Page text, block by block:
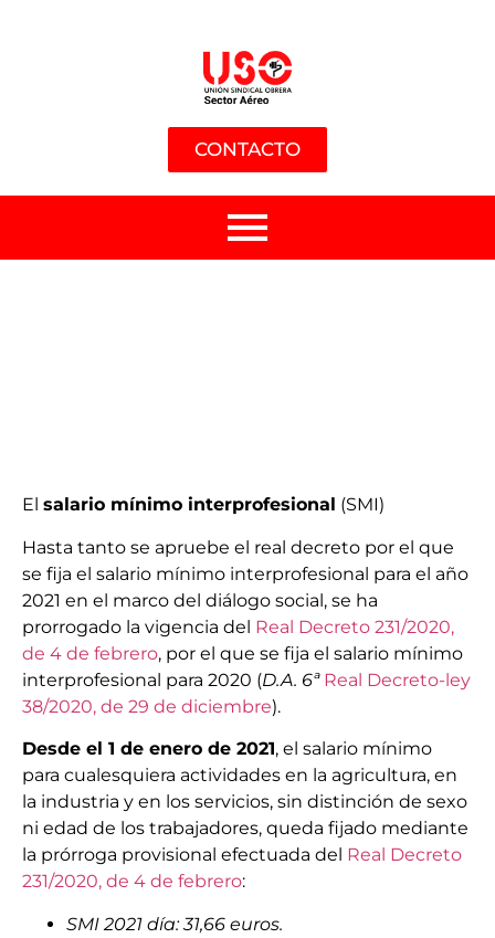
CONTACTO
El salario mínimo interprofesional (SMI)
Hasta tanto se apruebe el real decreto por el que
se fija el salario mínimo interprofesional para el año
2021 en el marco del diálogo social, se ha
prorrogado la vigencia del Real Decreto 231/2020,
de 4 de febrero, por el que se fija el salario mínimo
interprofesional para 2020 (D.A. 6ª Real Decreto-ley
38/2020, de 29 de diciembre).
Desde el 1 de enero de 2021, el salario mínimo
para cualesquiera actividades en la agricultura, en
la industria y en los servicios, sin distinción de sexo
ni edad de los trabajadores, queda fijado mediante
la prórroga provisional efectuada del Real Decreto
231/2020, de 4 de febrero:
SMI 2021 día: 31,66 euros.